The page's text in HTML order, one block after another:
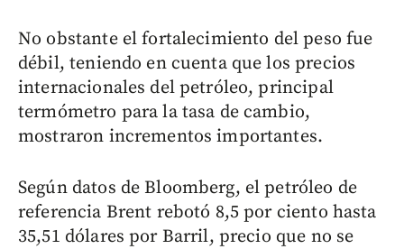
No obstante el fortalecimiento del peso fue
débil, teniendo en cuenta que los precios
internacionales del petróleo, principal
termómetro para la tasa de cambio,
mostraron incrementos importantes.
Según datos de Bloomberg, el petróleo de
referencia Brent rebotó 8,5 por ciento hasta
35,51 dólares por Barril, precio que no se